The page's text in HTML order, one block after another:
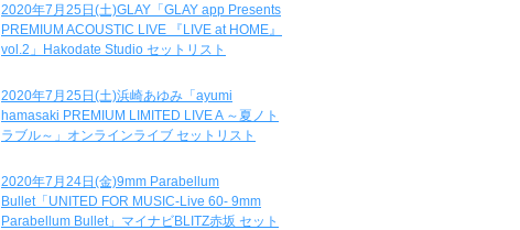
2020年7月25日(土)GLAY「GLAY app Presents
PREMIUM ACOUSTIC LIVE 『LIVE at HOME』
vol.2」Hakodate Studio セットリスト
2020年7月25日(土)浜崎あゆみ「ayumi
hamasaki PREMIUM LIMITED LIVE A ～夏ノト
ラブル～」オンラインライブ セットリスト
2020年7月24日(金)9mm Parabellum
Bullet「UNITED FOR MUSIC-Live 60- 9mm
Parabellum Bullet」マイナビBLITZ赤坂 セット